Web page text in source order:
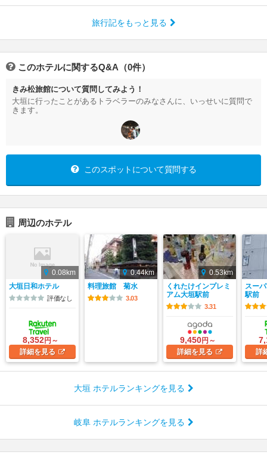
旅行記をもっと見る
このホテルに関するQ&A（0件）
きみ松旅館について質問してみよう！
大垣に行ったことがあるトラベラーのみなさんに、いっせいに質問で
きます。
このスポットについて質問する
周辺のホテル
0.08km
大垣日和ホテル
評価なし
8,352円～
詳細を見る
0.44km
料理旅館 菊水
3.03
0.53km
くれたけインプレミ
アム大垣駅前
3.31
9,450円～
詳細を見る
スー
駅前
詳
大垣 ホテルランキングを見る
岐阜 ホテルランキングを見る